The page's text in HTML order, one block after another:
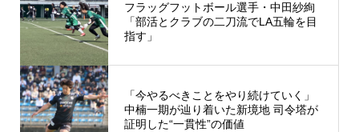
フラッグフットボール選手・中田紗絢
「部活とクラブの二刀流でLA五輪を目
指す」
「今やるべきことをやり続けていく」
中楠一期が辿り着いた新境地 司令塔が
証明した“一貫性”の価値